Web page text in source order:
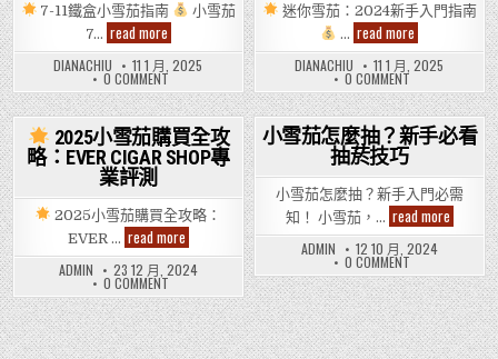
7-11鐵盒小雪茄指南
小雪茄
7… read more7-
11
鐵
盒
小
雪
茄
DIANACHIU 11 1 月, 2025
0 COMMENT ON
7-
11
鐵
盒
小
雪
茄
迷你雪茄：2024新手入門指南
… read more
你
雪
茄
DIANACHIU 11 1 月, 2025
0 COMMENT ON
迷
你
雪
茄
Posted
2025小雪茄購買全攻
略：EVER CIGAR SHOP專
業評測
2025小雪茄購買全攻略：
EVER … read more
2025
小
雪
茄
購
買
全
攻
ADMIN 23 12 月, 2024
0 COMMENTON
2025
小
雪
茄
Posted
in
小雪茄怎麼抽？新手必看
抽菸技巧
小雪茄怎麼抽？新手入門必需
知！ 小雪茄，… read more小
雪
茄
麼
抽？
新
手
必
看
ADMIN 12 10 月, 2024
0 COMMENTON
小
雪
茄
怎
麼
抽？
新